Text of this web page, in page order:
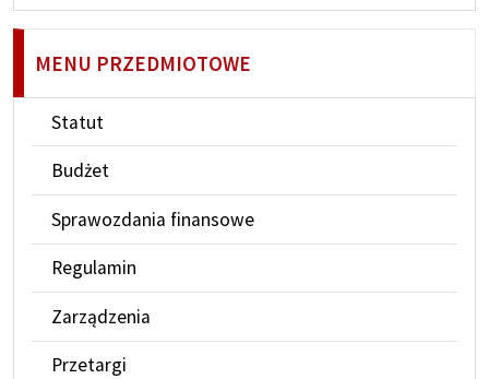
MENU PRZEDMIOTOWE
Statut
Budżet
Sprawozdania finansowe
Regulamin
Zarządzenia
Przetargi